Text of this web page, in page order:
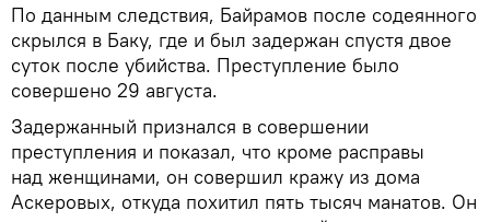
По данным следствия, Байрамов после содеянного
скрылся в Баку, где и был задержан спустя двое
суток после убийства. Преступление было
совершено 29 августа.
Задержанный признался в совершении
преступления и показал, что кроме расправы
над женщинами, он совершил кражу из дома
Аскеровых, откуда похитил пять тысяч манатов. Он